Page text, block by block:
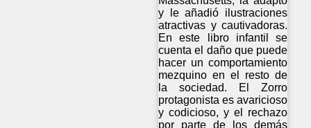
y le añadió ilustraciones
atractivas y cautivadoras.
En este libro infantil se
cuenta el daño que puede
hacer un comportamiento
mezquino en el resto de
la sociedad. El Zorro
protagonista es avaricioso
y codicioso, y el rechazo
por parte de los demás